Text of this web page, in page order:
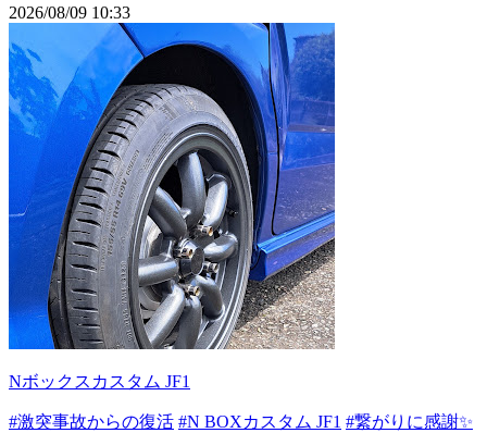
2026/08/09 10:33
Nボックスカスタム JF1
#激突事故からの復活 #N BOXカスタム JF1 #繋がりに感謝✨